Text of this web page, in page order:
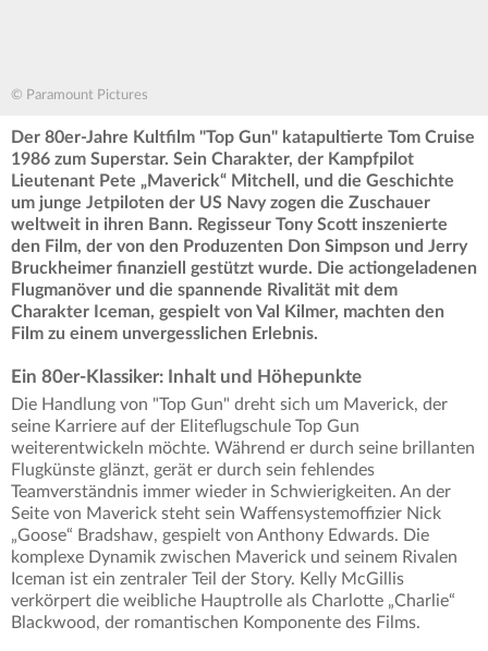
© Paramount Pictures
Der 80er-Jahre Kultfilm "Top Gun" katapultierte Tom Cruise
1986 zum Superstar. Sein Charakter, der Kampfpilot
Lieutenant Pete „Maverick“ Mitchell, und die Geschichte
um junge Jetpiloten der US Navy zogen die Zuschauer
weltweit in ihren Bann. Regisseur Tony Scott inszenierte
den Film, der von den Produzenten Don Simpson und Jerry
Bruckheimer finanziell gestützt wurde. Die actiongeladenen
Flugmanöver und die spannende Rivalität mit dem
Charakter Iceman, gespielt von Val Kilmer, machten den
Film zu einem unvergesslichen Erlebnis.
Ein 80er-Klassiker: Inhalt und Höhepunkte
Die Handlung von "Top Gun" dreht sich um Maverick, der
seine Karriere auf der Eliteflugschule Top Gun
weiterentwickeln möchte. Während er durch seine brillanten
Flugkünste glänzt, gerät er durch sein fehlendes
Teamverständnis immer wieder in Schwierigkeiten. An der
Seite von Maverick steht sein Waffensystemoffizier Nick
„Goose“ Bradshaw, gespielt von Anthony Edwards. Die
komplexe Dynamik zwischen Maverick und seinem Rivalen
Iceman ist ein zentraler Teil der Story. Kelly McGillis
verkörpert die weibliche Hauptrolle als Charlotte „Charlie“
Blackwood, der romantischen Komponente des Films.